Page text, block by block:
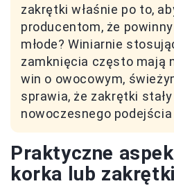
zakrętki właśnie po to,
producentom, że
młode? Winiarnie
zamknięcia często mają
win o owocowym,
sprawia, że zakrętki
nowoczesnego
Praktyczne
korka lub